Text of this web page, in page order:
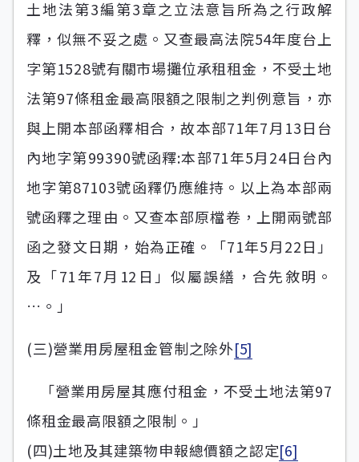
土地法第3編第3章之立法意旨所為之行政解
釋，似無不妥之處。又查最高法院54年度台上
字第1528號有關市場攤位承租租金，不受土地
法第97條租金最高限額之限制之判例意旨，亦
與上開本部函釋相合，故本部71年7月13日台
內地字第99390號函釋:本部71年5月24日台內
地字第87103號函釋仍應維持。以上為本部兩
號函釋之理由。又查本部原檔卷，上開兩號部
函之發文日期，始為正確。「71年5月22日」
及「71年7月12日」似屬誤繕，合先敘明。
…。」
(三)營業用房屋租金管制之除外[5]
「營業用房屋其應付租金，不受土地法第97
條租金最高限額之限制。」
(四)土地及其建築物申報總價額之認定[6]